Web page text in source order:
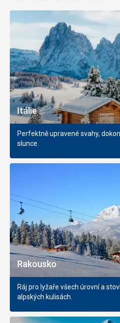
Itálie
Perfektně upravené svahy,
slunce.
Rakousko
Ráj pro lyžaře všech úrovní a
alpských kulisách.